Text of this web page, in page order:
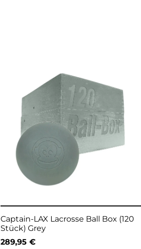
Captain-LAX Lacrosse Ball Box (120
Stück) Grey
289,95 €